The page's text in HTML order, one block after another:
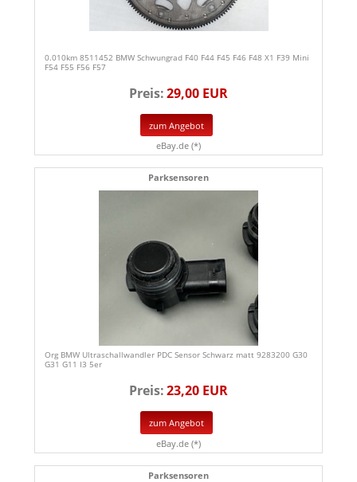
0.010km 8511452 BMW Schwungrad F40 F44 F45 F46 F48 X1 F39 Mini
F54 F55 F56 F57
Preis:29,00 EUR
zum Angebot
eBay.de (*)
Parksensoren
Org BMW Ultraschallwandler PDC Sensor Schwarz matt 9283200 G30
G31 G11 I3 5er
Preis:23,20 EUR
zum Angebot
eBay.de (*)
Parksensoren